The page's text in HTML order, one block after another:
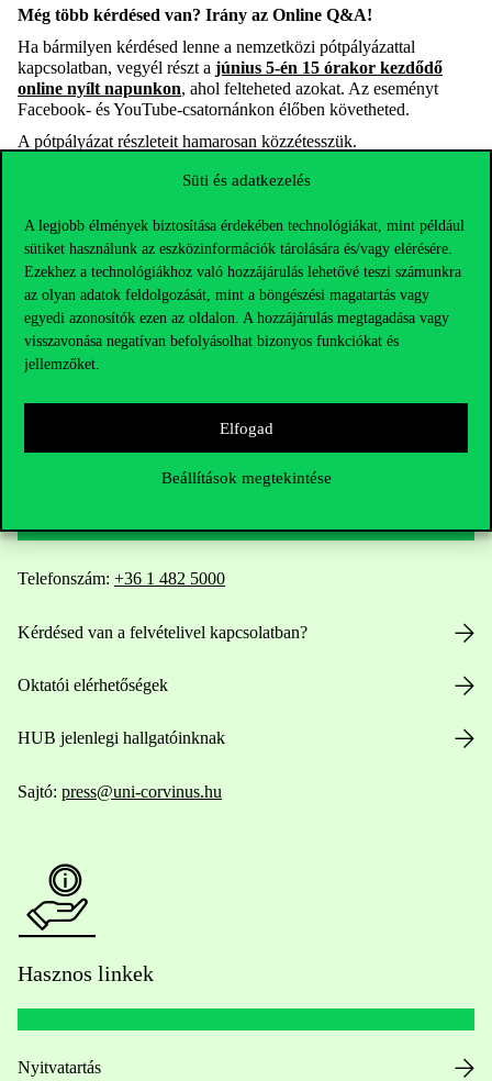
Süti és adatkezelés
A legjobb élmények biztosítása érdekében technológiákat, mint például
sütiket használunk az eszközinformációk tárolására és/vagy elérésére.
Ezekhez a technológiákhoz való hozzájárulás lehetővé teszi számunkra
az olyan adatok feldolgozását, mint a böngészési magatartás vagy
egyedi azonosítók ezen az oldalon. A hozzájárulás megtagadása vagy
visszavonása negatívan befolyásolhat bizonyos funkciókat és
jellemzőket.
Elfogad
Beállítások megtekintése
Még több kérdésed van? Irány az Online Q&A!
Ha bármilyen kérdésed lenne a nemzetközi pótpályázattal
kapcsolatban, vegyél részt a június 5-én 15 órakor kezdődő
online nyílt napunkon, ahol felteheted azokat. Az eseményt
Facebook- és YouTube-csatornánkon élőben követheted.
A pótpályázat részleteit hamarosan közzétesszük.
Telefonszám: +36 1 482 5000
Kérdésed van a felvételivel kapcsolatban?
Oktatói elérhetőségek
HUB jelenlegi hallgatóinknak
Sajtó: press@uni-corvinus.hu
Hasznos linkek
Nyitvatartás